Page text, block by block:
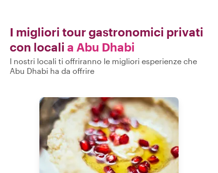
abbiamo avuto ad Abu Dhabi. Se
volete conoscere davvero la gente e la
sua cultura, vi consigliamo vivamente
di fare questo tour con Reem. Siamo
rimasti davvero entusiasti! Grazie
mille Reem!!!!!"
I migliori tour gastronomici privati
con locali a Abu Dhabi
I nostri locali ti offriranno le migliori esperienze che
Abu Dhabi ha da offrire